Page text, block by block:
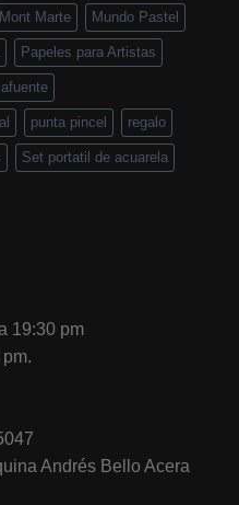
Mont Marte Mundo Pastel
Papeles para Artistas
punta pincel regalo
Set portatil de acuarela
19:30 pm
Andrés Bello Acera